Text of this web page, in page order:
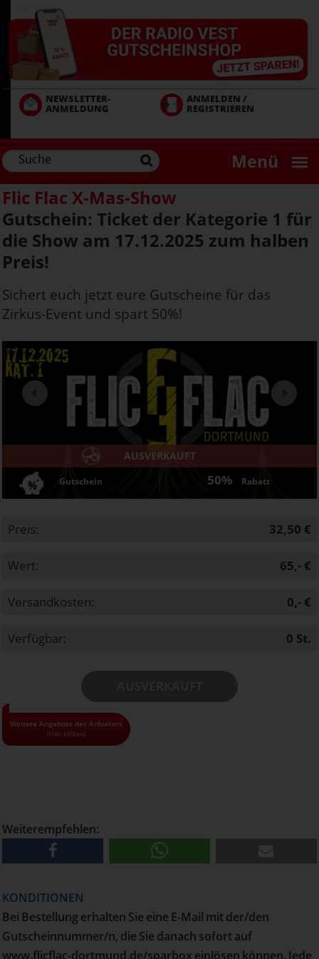
zum
Inhalt
NEWSLETTER-
ANMELDUNG
ANMELDEN /
REGISTRIEREN
Menü
Flic Flac X-Mas-Show
Gutschein: Ticket der Kategorie 1 für
die Show am 17.12.2025 zum halben
Preis!
Sichert euch jetzt eure Gutscheine für das
Zirkus-Event und spart 50%!
AUSVERKAUFT
Gutschein 50% Rabatt
Next
Preis: 32,50 €
Wert: 65,- €
Versandkosten: 0,- €
Verfügbar: 0 St.
Weitere Angebote des Anbieters
(Hier klicken)
• Alle Gutscheine und Tickets nur solange der Vorrat reicht!
• Pro Haushalt können maximal 6 Gutscheine bestellt
Weiterempfehlen:
KONDITIONEN
Bei Bestellung erhalten Sie eine E-Mail mit der/den
Gutscheinnummer/n, die Sie danach sofort auf
www.flicflac-dortmund.de/sparbox einlösen können. Jede